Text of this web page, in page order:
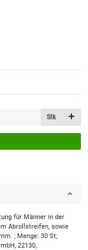
Stk
für Männer in der
Abrollstreifen, sowie
; Menge: 30 St;
22130,